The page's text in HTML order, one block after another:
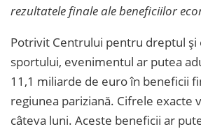
rezultatele finale ale beneficiilor
Potrivit Centrului pentru dreptul și
sportului, evenimentul ar putea
11,1 miliarde de euro în beneficii
regiunea pariziană. Cifrele exacte
câteva luni. Aceste beneficii ar